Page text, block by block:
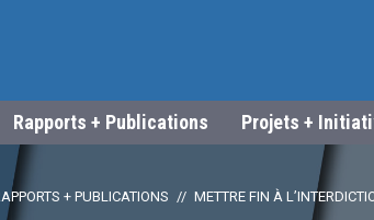
Rapports + Publications Projets +
+ PUBLICATIONS METTRE FIN À